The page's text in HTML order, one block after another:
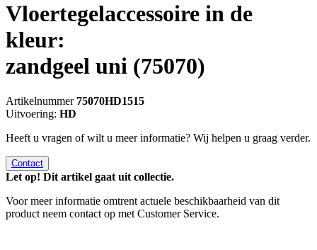
Vloertegelaccessoire in de
kleur:
zandgeel uni (75070)
Artikelnummer 75070HD1515
Uitvoering: HD
Heeft u vragen of wilt u meer informatie? Wij helpen u graag verder.
Contact
Let op! Dit artikel gaat uit collectie.
Voor meer informatie omtrent actuele beschikbaarheid van dit
product neem contact op met Customer Service.